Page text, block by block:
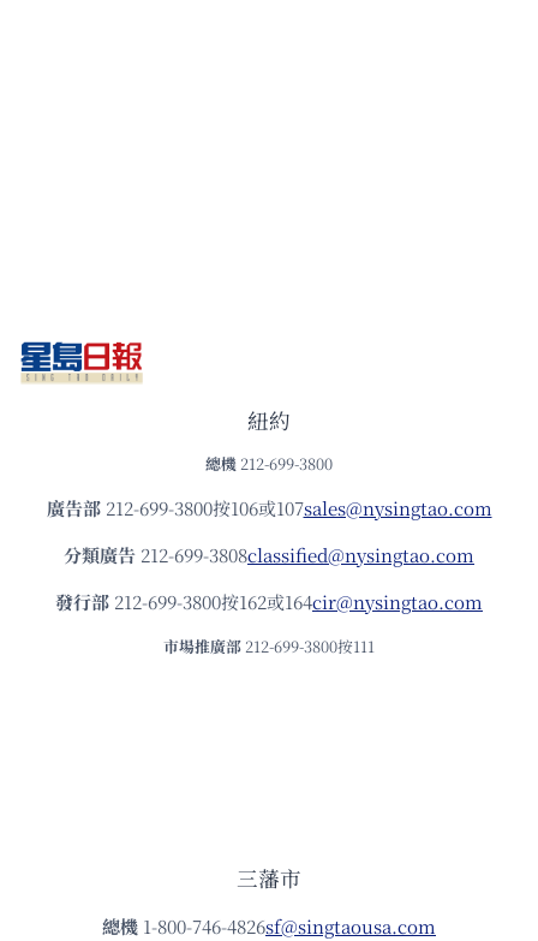
紐約
總機 212-699-3800
廣告部212-699-3800按106或107sales@nysingtao.com
分類廣告 212-699-3808classified@nysingtao.com
發⾏部 212-699-3800按162或164cir@nysingtao.com
市場推廣部 212-699-3800按111
三藩市
總機 1-800-746-4826sf@singtaousa.com